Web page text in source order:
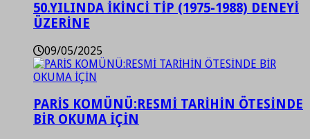
50.YILINDA İKİNCİ TİP (1975-1988) DENEYİ
ÜZERİNE
09/05/2025
PARİS KOMÜNÜ:RESMİ TARİHİN ÖTESİNDE
BİR OKUMA İÇİN